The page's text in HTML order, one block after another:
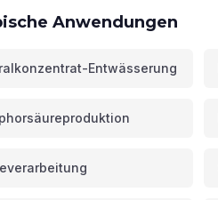
Anwendungen
Entwässerung